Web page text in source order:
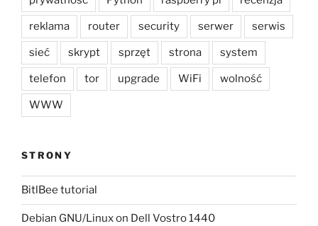
reklama router security serwer serwis
sieć skrypt sprzęt strona system
telefon tor upgrade WiFi wolność
WWW
STRONY
BitlBee tutorial
Debian GNU/Linux on Dell Vostro 1440